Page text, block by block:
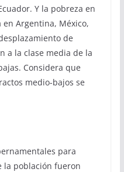
Y la pobreza en
Argentina, México,
de
a la clase media de la
Considera que
medio-bajos se
para
la población fueron